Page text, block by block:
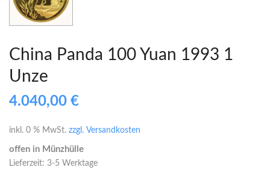
China Panda 100 Yuan 1993 1
Unze
4.040,00 €
inkl. 0 % MwSt. zzgl. Versandkosten
offen in Münzhülle
Lieferzeit: 3-5 Werktage